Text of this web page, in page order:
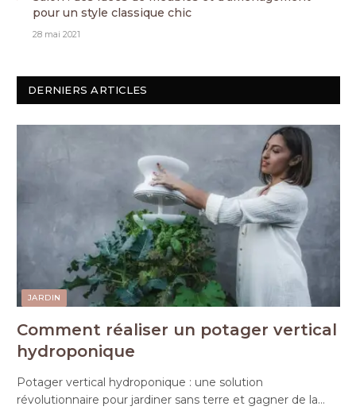
pour un style classique chic
28 mai 2021
DERNIERS ARTICLES
JARDIN
Comment réaliser un potager vertical
hydroponique
Potager vertical hydroponique : une solution
révolutionnaire pour jardiner sans terre et gagner de la…